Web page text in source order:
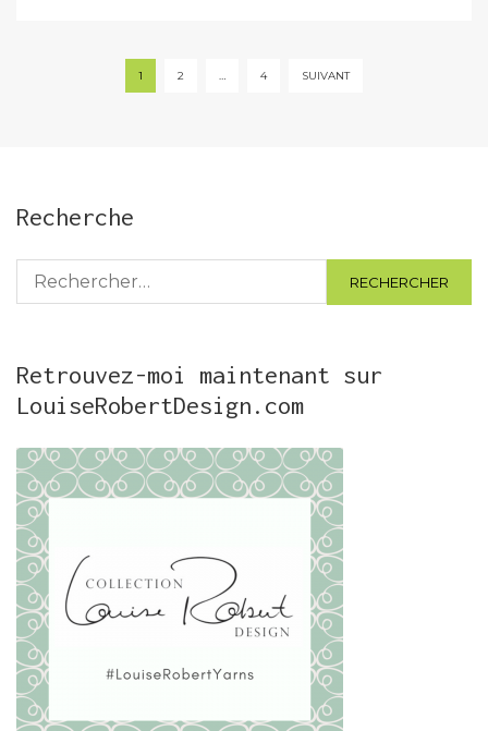
Pagination1 2 … 4 SUIVANT
Recherche
Rechercher :
Retrouvez-moi maintenant sur
LouiseRobertDesign.com